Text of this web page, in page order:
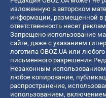
изложенную в авторском
информации, размещенной в
ответственность несет
Запрещено использование
сайте, даже с указанием
логотипа OBOZ.UA или
письменного разрешения
Незаконным использованием
любое копирование,
распространение,
использованием, включением